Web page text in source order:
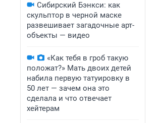
Сибирский Бэнкси: как
скульптор в черной маске
развешивает загадочные арт-
объекты — видео
«Как тебя в гроб такую
положат?» Мать двоих детей
набила первую татуировку в
50 лет — зачем она это
сделала и что отвечает
хейтерам